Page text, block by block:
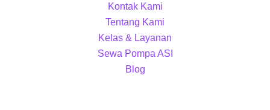
Kontak Kami
Tentang Kami
Kelas & Layanan
Sewa Pompa ASI
Blog